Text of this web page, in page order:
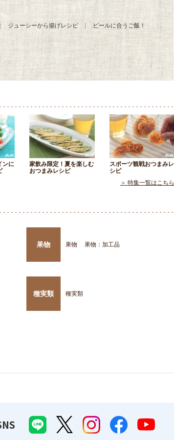
ジューシーから揚げレシピ ビールに合うご飯！
ンに
家飲み限定！夏を楽しむ
おつまみレシピ
スポーツ観戦おつまみレ
シピ
＞ 特集一覧はこちら
果物 果物 果物：加工品
種実類 種実類